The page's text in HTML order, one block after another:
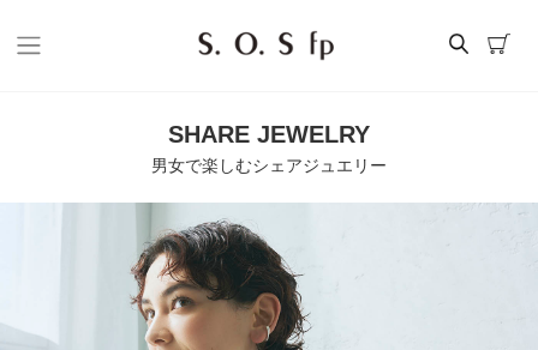
SHARE JEWELRY
男女で楽しむシェアジュエリー